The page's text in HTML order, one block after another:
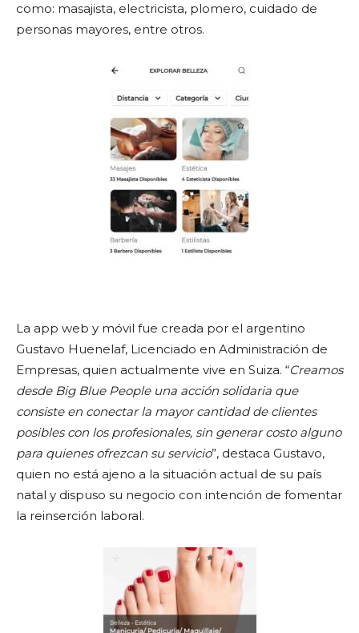
como: masajista, electricista, plomero, cuidado de
personas mayores, entre otros.
La app web y móvil fue creada por el argentino
Gustavo Huenelaf, Licenciado en Administración de
Empresas, quien actualmente vive en Suiza. “Creamos
desde Big Blue People una acción solidaria que
consiste en conectar la mayor cantidad de clientes
posibles con los profesionales, sin generar costo alguno
para quienes ofrezcan su servicio”, destaca Gustavo,
quien no está ajeno a la situación actual de su país
natal y dispuso su negocio con intención de fomentar
la reinserción laboral.